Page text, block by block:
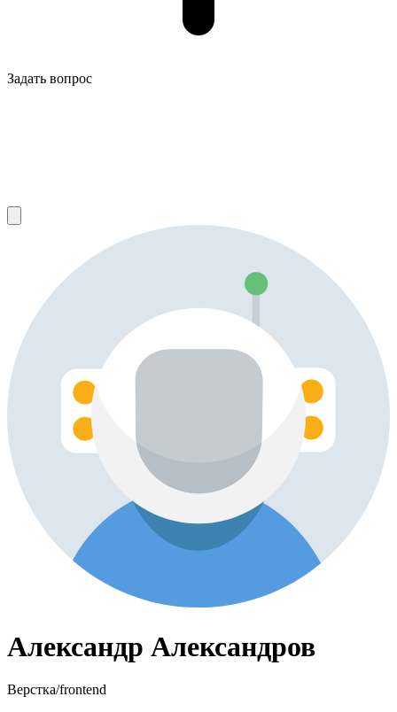
Задать вопрос
Александр Александров
Верстка/frontend